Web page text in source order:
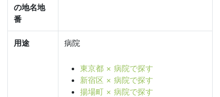
の地名地
番
用途 病院
東京都 × 病院で探す
新宿区 × 病院で探す
揚場町 × 病院で探す